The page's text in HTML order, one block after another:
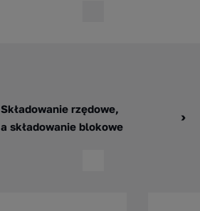
Składowanie rzędowe,
a składowanie blokowe